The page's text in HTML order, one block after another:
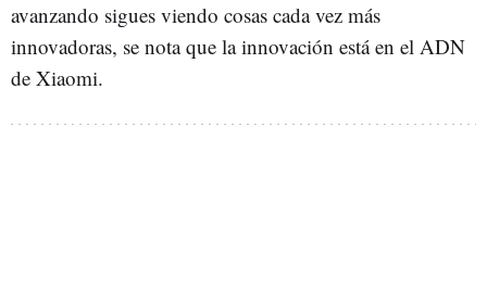
avanzando sigues viendo cosas cada vez más
innovadoras, se nota que la innovación está en el ADN
de Xiaomi.